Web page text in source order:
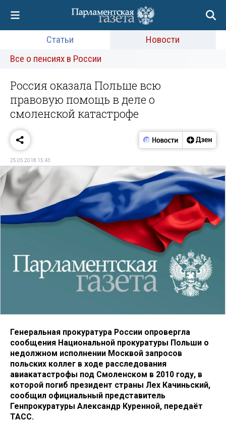
Статьи
Новости
Все о пенсиях в России
Россия оказала Польше всю
правовую помощь в деле о
смоленской катастрофе
25.05.2018 15:43
Генеральная прокуратура России опровергла
сообщения Национальной прокуратуры Польши о
недолжном исполнении Москвой запросов
польских коллег в ходе расследования
авиакатастрофы под Смоленском в 2010 году, в
которой погиб президент страны Лех Качиньский,
сообщил официальный представитель
Генпрокуратуры Александр Куренной, передаёт
ТАСС.